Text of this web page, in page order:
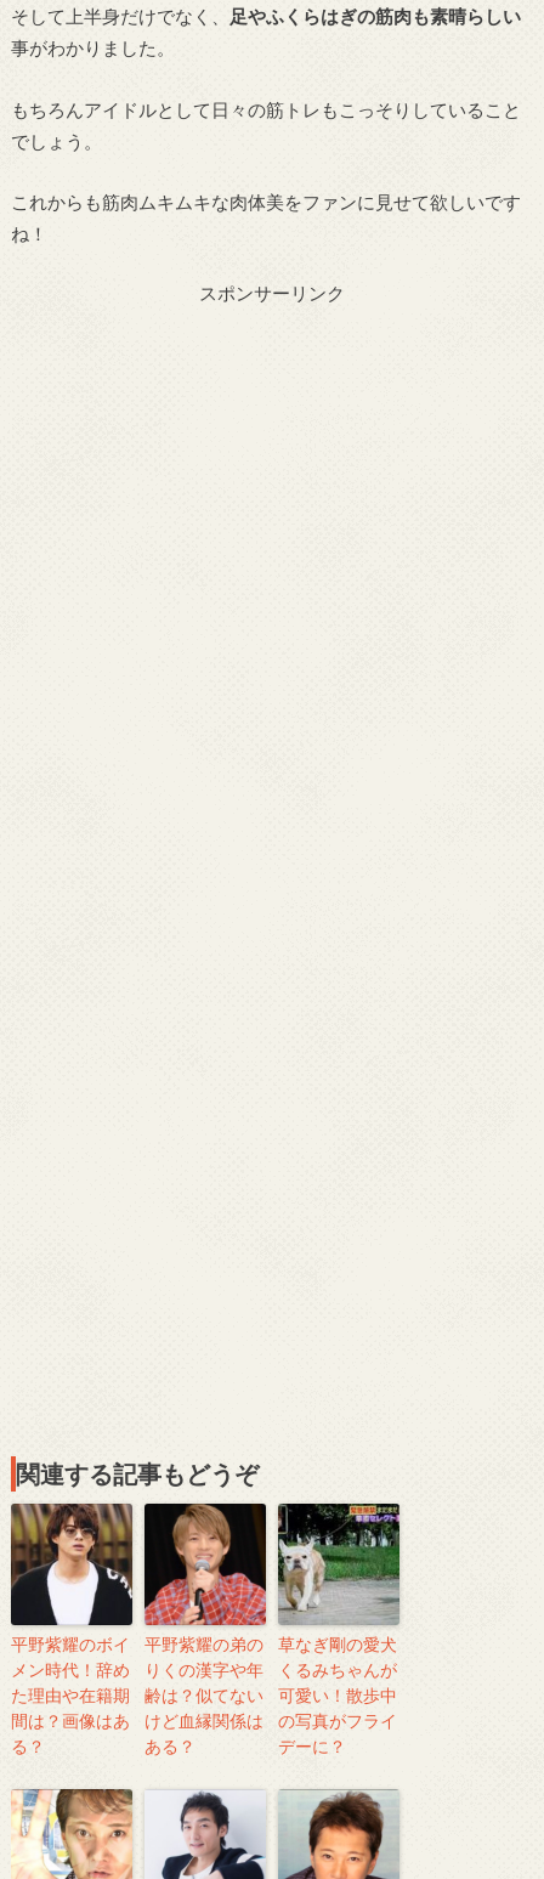
そして上半身だけでなく、
足やふくらはぎの筋肉も素晴らしい
事がわかりました。
もちろんアイドルとして日々の筋トレもこっそりしていること
でしょう。
これからも筋肉ムキムキな肉体美をファンに見せて欲しいです
ね！
スポンサーリンク
関連する記事もどうぞ
平野紫耀のボイ
メン時代！辞め
た理由や在籍期
間は？画像はあ
る？
平野紫耀の弟の
りくの漢字や年
齢は？似てない
けど血縁関係は
ある？
草なぎ剛の愛犬
くるみちゃんが
可愛い！散歩中
の写真がフライ
デーに？